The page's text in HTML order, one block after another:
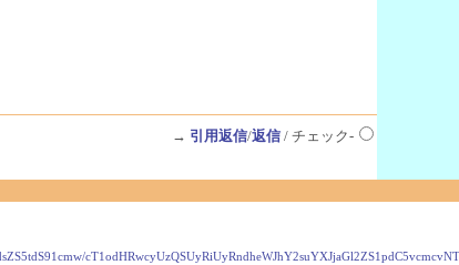
→ 引用返信/返信/ チェック-